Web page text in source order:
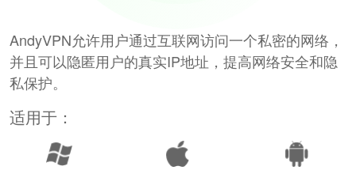
AndyVPN允许用户通过互联网访问一个私密的网络，
并且可以隐匿用户的真实IP地址，提高网络安全和隐
私保护。
适用于：